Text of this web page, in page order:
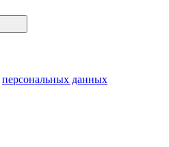
персональных данных